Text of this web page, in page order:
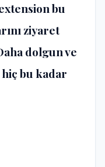
bu
ziyaret
dolgun ve
bu kadar